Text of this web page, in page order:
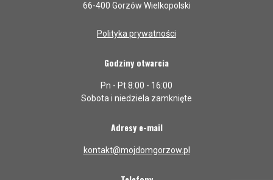
66-400 Gorzów Wielkopolski
Polityka prywatności
Godziny otwarcia
Pn - Pt 8:00 - 16:00
Sobota i niedziela zamknięte
Adresy e-mail
kontakt@mojdomgorzow.pl